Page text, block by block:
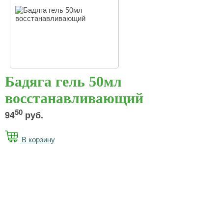
Бадяга гель 50мл
восстанавливающий
9450 руб.
В корзину